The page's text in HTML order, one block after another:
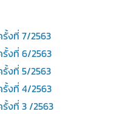
รั้งที่ 7/2563
รั้งที่ 6/2563
รั้งที่ 5/2563
รั้งที่ 4/2563
รั้งที่ 3 /2563